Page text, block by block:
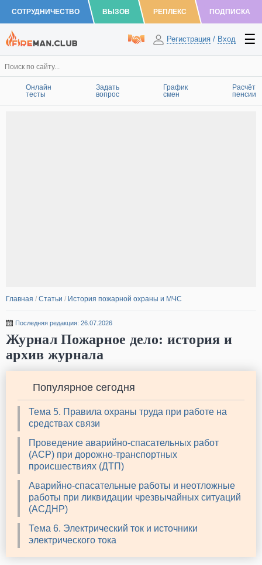
СОТРУДНИЧЕСТВО ВЫЗОВ РЕПЛЕКС ПОДПИСКА
Регистрация / Вход
Онлайн
тесты
Задать
вопрос
График
смен
Расчёт
пенсии
Главная / Статьи / История пожарной охраны и МЧС
Последняя редакция: 26.07.2026
Журнал Пожарное дело: история и
архив журнала
Популярное сегодня
Тема 5. Правила охраны труда при работе на
средствах связи
Проведение аварийно-спасательных работ
(АСР) при дорожно-транспортных
происшествиях (ДТП)
Аварийно-спасательные работы и неотложные
работы при ликвидации чрезвычайных ситуаций
(АСДНР)
Тема 6. Электрический ток и источники
электрического тока